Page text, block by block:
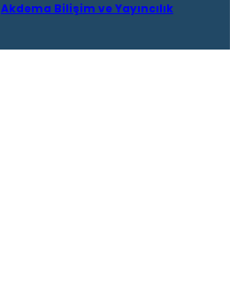
Akdema Bilişim ve Yayıncılık